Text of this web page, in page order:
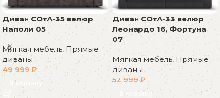
Диван СОтА-35 велюр
Наполи 05
Мягкая мебель, Прямые
диваны
49 999 ₽
В корзину
Диван СОтА-33 велюр
Леонардо 16, Фортуна
07
Мягкая мебель,Прямые
диваны
52 999₽
В корзину